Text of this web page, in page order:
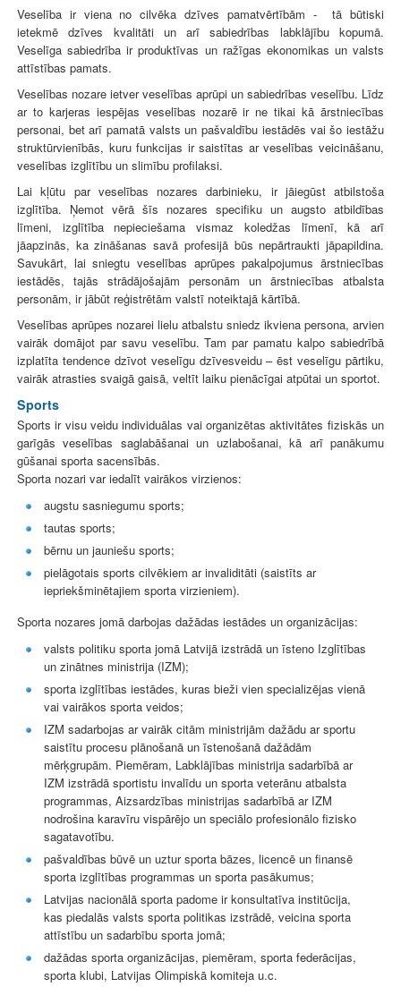
Veselība ir viena no cilvēka dzīves pamatvērtībām - tā būtiski
ietekmē dzīves kvalitāti un arī sabiedrības labklājību kopumā.
Veselīga sabiedrība ir produktīvas un ražīgas ekonomikas un valsts
attīstības pamats.
Veselības nozare ietver veselības aprūpi un sabiedrības veselību. Līdz
ar to karjeras iespējas veselības nozarē ir ne tikai kā ārstniecības
personai, bet arī pamatā valsts un pašvaldību iestādēs vai šo iestāžu
struktūrvienībās, kuru funkcijas ir saistītas ar veselības veicināšanu,
veselības izglītību un slimību profilaksi.
Lai kļūtu par veselības nozares darbinieku, ir jāiegūst atbilstoša
izglītība. Ņemot vērā šīs nozares specifiku un augsto atbildības
līmeni, izglītība nepieciešama vismaz koledžas līmenī, kā arī
jāapzinās, ka zināšanas savā profesijā būs nepārtraukti jāpapildina.
Savukārt, lai sniegtu veselības aprūpes pakalpojumus ārstniecības
iestādēs, tajās strādājošajām personām un ārstniecības atbalsta
personām, ir jābūt reģistrētām valstī noteiktajā kārtībā.
Veselības aprūpes nozarei lielu atbalstu sniedz ikviena persona, arvien
vairāk domājot par savu veselību. Tam par pamatu kalpo sabiedrībā
izplatīta tendence dzīvot veselīgu dzīvesveidu – ēst veselīgu pārtiku,
vairāk atrasties svaigā gaisā, veltīt laiku pienācīgai atpūtai un sportot.
Sports
Sports ir visu veidu individuālas vai organizētas aktivitātes fiziskās un
garīgās veselības saglabāšanai un uzlabošanai, kā arī panākumu
gūšanai sporta sacensībās.
Sporta nozari var iedalīt vairākos virzienos:
augstu sasniegumu sports;
tautas sports;
bērnu un jauniešu sports;
pielāgotais sports cilvēkiem ar invaliditāti (saistīts ar
iepriekšminētajiem sporta virzieniem).
Sporta nozares jomā darbojas dažādas iestādes un organizācijas:
valsts politiku sporta jomā Latvijā izstrādā un īsteno Izglītības
un zinātnes ministrija (IZM);
sporta izglītības iestādes, kuras bieži vien specializējas vienā
vai vairākos sporta veidos;
IZM sadarbojas ar vairāk citām ministrijām dažādu ar sportu
saistītu procesu plānošanā un īstenošanā dažādām
mērķgrupām. Piemēram, Labklājības ministrija sadarbībā ar
IZM izstrādā sportistu invalīdu un sporta veterānu atbalsta
programmas, Aizsardzības ministrijas sadarbībā ar IZM
nodrošina karavīru vispārējo un speciālo profesionālo fizisko
sagatavotību.
pašvaldības būvē un uztur sporta bāzes, licencē un finansē
sporta izglītības programmas un sporta pasākumus;
Latvijas nacionālā sporta padome ir konsultatīva institūcija,
kas piedalās valsts sporta politikas izstrādē, veicina sporta
attīstību un sadarbību sporta jomā;
dažādas sporta organizācijas, piemēram, sporta federācijas,
sporta klubi, Latvijas Olimpiskā komiteja u.c.